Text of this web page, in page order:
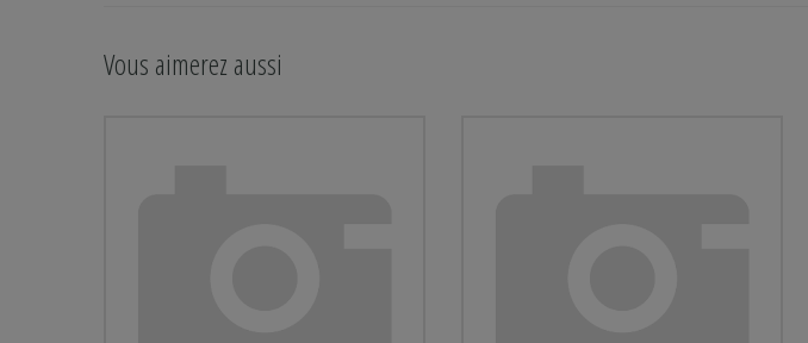
Vous aimerez aussi